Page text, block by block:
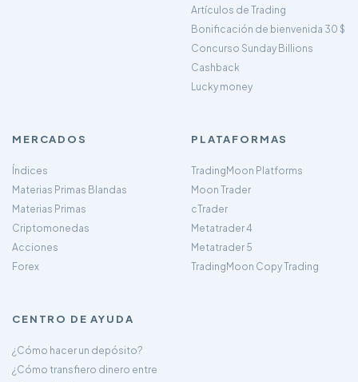
Artículos de Trading
Bonificación de bienvenida 30 $
Concurso Sunday Billions
Cashback
Lucky money
MERCADOS
Índices
Materias Primas Blandas
Materias Primas
Criptomonedas
Acciones
Forex
PLATAFORMAS
TradingMoon Platforms
Moon Trader
cTrader
Metatrader 4
Metatrader 5
TradingMoon Copy Trading
CENTRO DE AYUDA
¿Cómo hacer un depósito?
¿Cómo transfiero dinero entre